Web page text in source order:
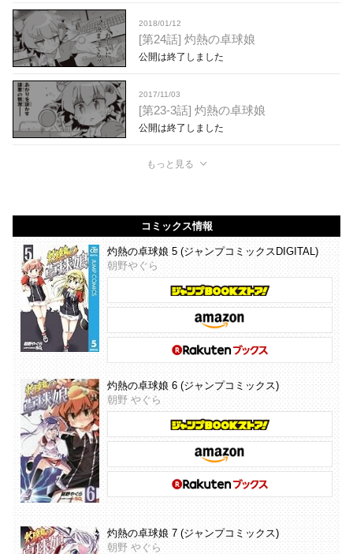
2018/01/12
[第24話] 灼熱の卓球娘
公開は終了しました
2017/11/03
[第23-3話] 灼熱の卓球娘
公開は終了しました
もっと見る
コミックス情報
灼熱の卓球娘 5 (ジャンプコミックスDIGITAL)
朝野やぐら
灼熱の卓球娘 6 (ジャンプコミックス)
朝野 やぐら
灼熱の卓球娘 7 (ジャンプコミックス)
朝野 やぐら